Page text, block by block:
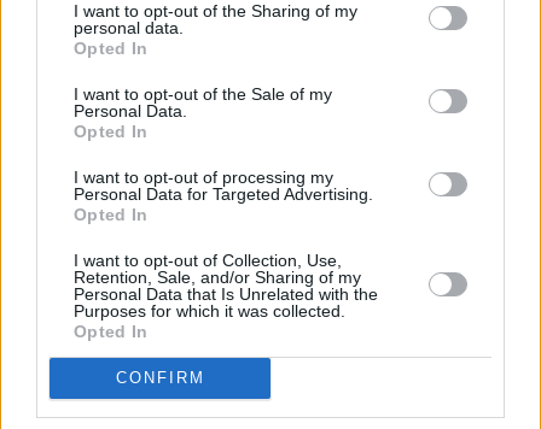
I want to opt-out of the Sharing of my
personal data.
Opted In
I want to opt-out of the Sale of my
Personal Data.
Opted In
I want to opt-out of processing my
Personal Data for Targeted Advertising.
Opted In
I want to opt-out of Collection, Use,
Retention, Sale, and/or Sharing of my
Personal Data that Is Unrelated with the
Purposes for which it was collected.
Opted In
CONFIRM
– Bardzo. Tęsknię tak, że aż boli. Mieszkają w innym
kraju. Mają swoje życie. Ale to, że nie chcą znać
swojej biologicznej matki… tego się nie da zagoić.
Udało mi się odnaleźć Kasię, pisałam dwa dni z nią
na Messengerze, a potem koniec. Napisała, że nie
chce mieć ze mną nic wspólnego, że rodzice
adopcyjni się nie zgadzają.
– Co by im pani powiedziała, gdyby stanęli teraz w
drzwiach? – pytam.